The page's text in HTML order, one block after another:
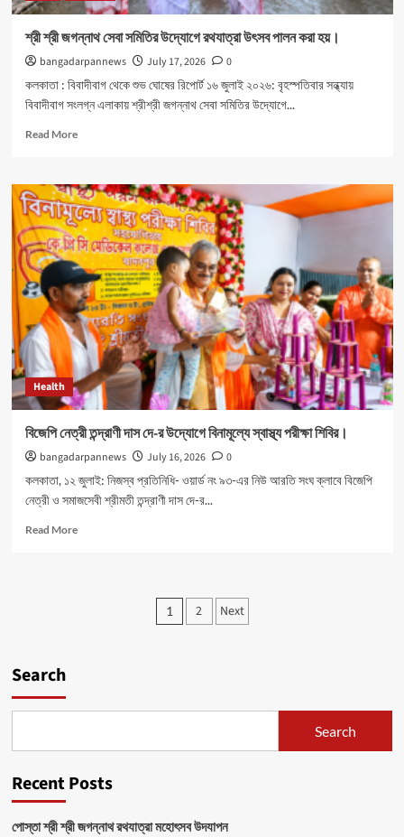
শ্রী শ্রী জগন্নাথ সেবা সমিতির উদ্যোগে রথযাত্রা উৎসব পালন করা হয়।
bangadarpannews July 17, 2026
0
কলকাতা : বিবাদীবাগ থেকে শুভ ঘোষের রিপোর্ট ১৬ জুলাই ২০২৬: বৃহস্পতিবার সন্ধ্যায়
বিবাদীবাগ সংলগ্ন এলাকায় শ্রীশ্রী জগন্নাথ সেবা সমিতির উদ্যোগে...
Read MoreRead
শ্রী
শ্রী
জগন্নাথ
সেবা
সমিতির
উদ্যোগে
রথযাত্রা
উৎসব
পালন
করা
হয়।
Health
বিজেপি নেত্রী তন্দ্রাণী দাস দে-র উদ্যোগে বিনামূল্যে স্বাস্থ্য পরীক্ষা শিবির।
bangadarpannews July 16, 2026
0
কলকাতা, ১২ জুলাই: নিজস্ব প্রতিনিধি- ওয়ার্ড নং ৯৩-এর নিউ আরতি সংঘ ক্লাবে বিজেপি
নেত্রী ও সমাজসেবী শ্রীমতী তন্দ্রাণী দাস দে-র...
Read MoreRead
স্বাস্থ্য
শিবির।
Posts
1 2 Next
Search
Search
Recent Posts
পোস্তা শ্রী শ্রী জগন্নাথ রথযাত্রা মহোৎসব উদযাপন